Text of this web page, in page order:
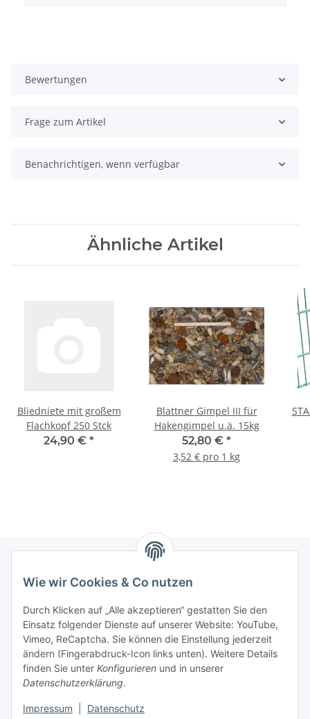
Wie wir Cookies & Co nutzen
Durch Klicken auf „Alle akzeptieren“ gestatten Sie den
Einsatz folgender Dienste auf unserer Website: YouTube,
Vimeo, ReCaptcha. Sie können die Einstellung jederzeit
ändern (Fingerabdruck-Icon links unten). Weitere Details
finden Sie unter Konfigurieren und in unserer
Datenschutzerklärung.
Impressum Datenschutz
Bewertungen
Frage zum Artikel
Benachrichtigen, wenn verfügbar
Ähnliche Artikel
Bliedniete mit großem
Flachkopf 250 Stck
24,90 € *
Blattner Gimpel III für
Hakengimpel u.ä. 15kg
52,80 € *
3,52 € pro 1 kg
Informationen
Gesetzliche Informationen
Mein Konto